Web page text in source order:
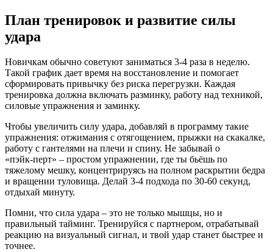
План тренировок и развитие силы
удара
Новичкам обычно советуют заниматься 3‑4 раза в неделю.
Такой график дает время на восстановление и помогает
сформировать привычку без риска перегрузки. Каждая
тренировка должна включать разминку, работу над техникой,
силовые упражнения и заминку.
Чтобы увеличить силу удара, добавляй в программу такие
упражнения: отжимания с отягощением, прыжки на скакалке,
работу с гантелями на плечи и спину. Не забывай о
«пэйк‑перт» – простом упражнении, где ты бьёшь по
тяжелому мешку, концентрируясь на полном раскрытии бедра
и вращении туловища. Делай 3‑4 подхода по 30‑60 секунд,
отдыхай минуту.
Помни, что сила удара – это не только мышцы, но и
правильный тайминг. Тренируйся с партнером, отрабатывай
реакцию на визуальный сигнал, и твой удар станет быстрее и
точнее.